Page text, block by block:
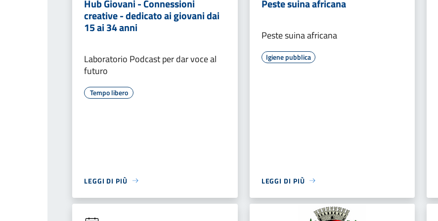
Hub Giovani - Connessioni
creative - dedicato ai giovani dai
15 ai 34 anni
Laboratorio Podcast per dar voce al
futuro
Tempo libero
LEGGI DI PIÙ
Peste suina africana
Peste suina africana
Igiene pubblica
LEGGI DI PIÙ